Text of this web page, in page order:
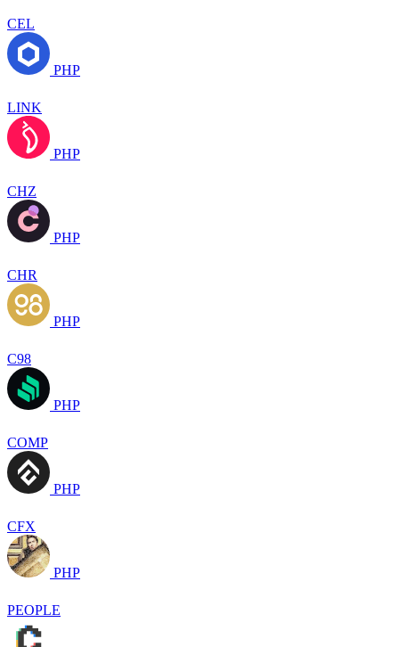
CEL
PHP
LINK
PHP
CHZ
PHP
CHR
PHP
C98
PHP
COMP
PHP
CFX
PHP
PEOPLE